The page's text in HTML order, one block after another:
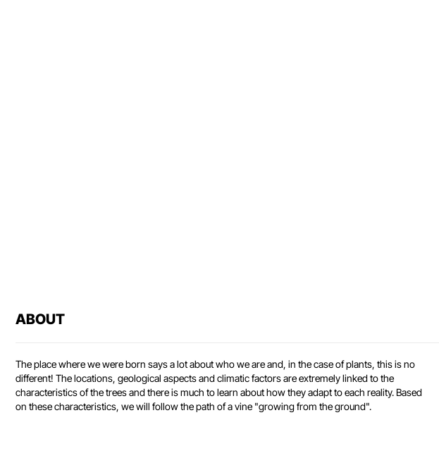
ABOUT
The place where we were born says a lot about who we are and, in the case of plants, this is no
different! The locations, geological aspects and climatic factors are extremely linked to the
characteristics of the trees and there is much to learn about how they adapt to each reality. Based
on these characteristics, we will follow the path of a vine "growing from the ground".